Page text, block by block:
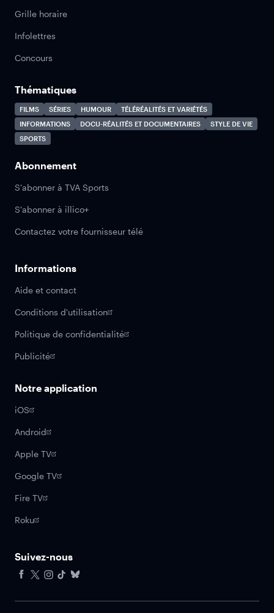
Grille horaire
Infolettres
Concours
Thématiques
FILMS SÉRIES HUMOUR
TÉLÉRÉALITÉS ET VARIÉTÉS
INFORMATIONS
DOCU-RÉALITÉS ET DOCUMENTAIRES
STYLE DE VIE
SPORTS
Abonnement
S'abonner à TVA Sports
S'abonner à illico+
Contactez votre fournisseur télé
Informations
Aide et contact
Conditions d'utilisation
Politique de confidentialité
Publicité
Notre application
iOS
Android
Apple TV
Google TV
Fire TV
Roku
Suivez-nous